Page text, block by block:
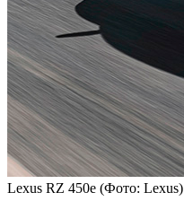
Lexus RZ 450e (Фото: Lexus)